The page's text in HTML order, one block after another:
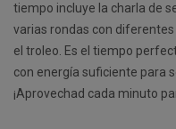
tiempo incluye la charla de
varias rondas con
el troleo. Es el tiempo
con energía suficiente para
¡Aprovechad cada minuto